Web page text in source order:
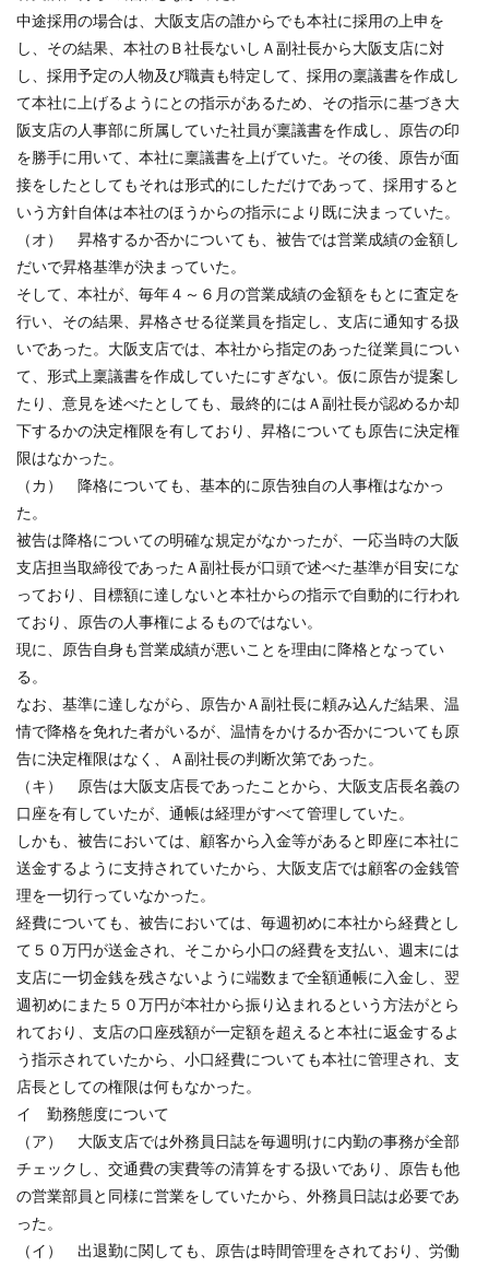
中途採用の場合は、大阪支店の誰からでも本社に採用の上申を
し、その結果、本社のＢ社長ないしＡ副社長から大阪支店に対
し、採用予定の人物及び職責も特定して、採用の稟議書を作成し
て本社に上げるようにとの指示があるため、その指示に基づき大
阪支店の人事部に所属していた社員が稟議書を作成し、原告の印
を勝手に用いて、本社に稟議書を上げていた。その後、原告が面
接をしたとしてもそれは形式的にしただけであって、採用すると
いう方針自体は本社のほうからの指示により既に決まっていた。
（オ） 昇格するか否かについても、被告では営業成績の金額し
だいで昇格基準が決まっていた。
そして、本社が、毎年４～６月の営業成績の金額をもとに査定を
行い、その結果、昇格させる従業員を指定し、支店に通知する扱
いであった。大阪支店では、本社から指定のあった従業員につい
て、形式上稟議書を作成していたにすぎない。仮に原告が提案し
たり、意見を述べたとしても、最終的にはＡ副社長が認めるか却
下するかの決定権限を有しており、昇格についても原告に決定権
限はなかった。
（カ） 降格についても、基本的に原告独自の人事権はなかっ
た。
被告は降格についての明確な規定がなかったが、一応当時の大阪
支店担当取締役であったＡ副社長が口頭で述べた基準が目安にな
っており、目標額に達しないと本社からの指示で自動的に行われ
ており、原告の人事権によるものではない。
現に、原告自身も営業成績が悪いことを理由に降格となってい
る。
なお、基準に達しながら、原告かＡ副社長に頼み込んだ結果、温
情で降格を免れた者がいるが、温情をかけるか否かについても原
告に決定権限はなく、Ａ副社長の判断次第であった。
（キ） 原告は大阪支店長であったことから、大阪支店長名義の
口座を有していたが、通帳は経理がすべて管理していた。
しかも、被告においては、顧客から入金等があると即座に本社に
送金するように支持されていたから、大阪支店では顧客の金銭管
理を一切行っていなかった。
経費についても、被告においては、毎週初めに本社から経費とし
て５０万円が送金され、そこから小口の経費を支払い、週末には
支店に一切金銭を残さないように端数まで全額通帳に入金し、翌
週初めにまた５０万円が本社から振り込まれるという方法がとら
れており、支店の口座残額が一定額を超えると本社に返金するよ
う指示されていたから、小口経費についても本社に管理され、支
店長としての権限は何もなかった。
イ 勤務態度について
（ア） 大阪支店では外務員日誌を毎週明けに内勤の事務が全部
チェックし、交通費の実費等の清算をする扱いであり、原告も他
の営業部員と同様に営業をしていたから、外務員日誌は必要であ
った。
（イ） 出退勤に関しても、原告は時間管理をされており、労働